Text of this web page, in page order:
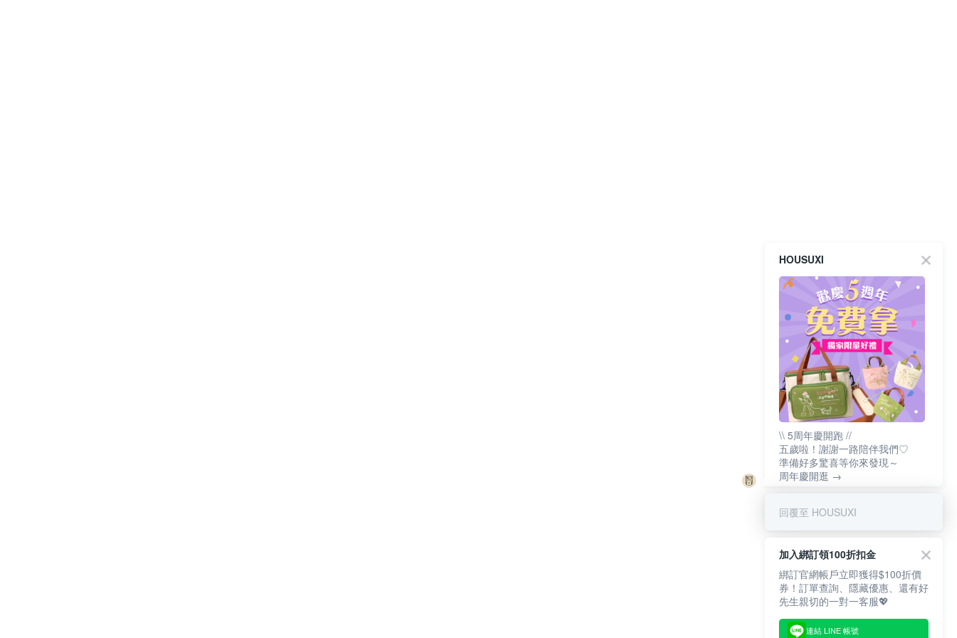
HOUSUXI
\\ 5周年慶開跑 //
五歲啦！謝謝一路陪伴我們♡
準備好多驚喜等你來發現～
周年慶開逛 →
回覆至 HOUSUXI
加入綁訂領100折扣金
綁訂官網帳戶立即獲得$100折價
券！訂單查詢、隱藏優惠、還有好
先生親切的一對一客服💖
連結 LINE 帳號